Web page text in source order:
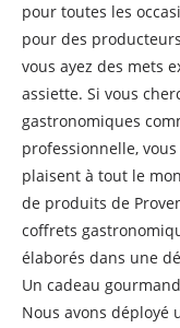
pour toutes les
pour des
vous ayez des mets
assiette. Si vous
gastronomiques
professionnelle,
plaisent à tout le
de produits de
coffrets
élaborés dans une
Un cadeau
Nous avons déployé